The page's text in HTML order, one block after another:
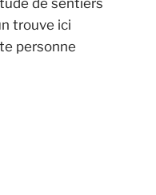
de sentiers
trouve ici
personne